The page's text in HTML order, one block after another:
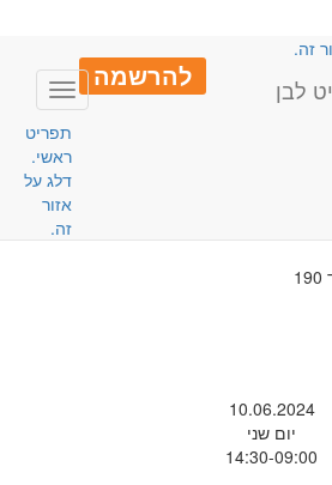
זה.
להרשמה
Toggle
תפריט
ראשי.
דלג על
אזור
זה.
10.06.2024
יום שני
14:30-09:00